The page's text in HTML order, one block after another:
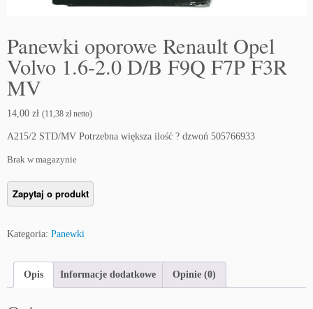
Panewki oporowe Renault Opel
Volvo 1.6-2.0 D/B F9Q F7P F3R
MV
14,00 zł (11,38 zł netto)
A215/2 STD/MV Potrzebna większa ilość ? dzwoń 505766933
Brak w magazynie
Kategoria: Panewki
Opis Informacje dodatkowe Opinie (0)